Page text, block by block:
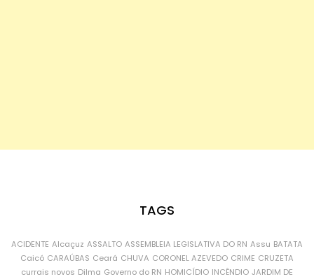
TAGS
ACIDENTE Alcaçuz ASSALTO ASSEMBLEIA LEGISLATIVA DO RN Assu BATATA
Caicó CARAÚBAS Ceará CHUVA CORONEL AZEVEDO CRIME CRUZETA
currais novos Dilma Governo do RN HOMICÍDIO INCÊNDIO JARDIM DE